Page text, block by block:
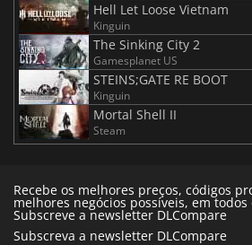
Hell Let Loose Vietnam
Kinguin
The Sinking City 2
Gamesplanet US
STEINS;GATE RE BOOT
Kinguin
Mortal Shell II
Steam
Recebe os melhores preços, códigos
melhores negócios possíveis, em todos
Subscreve a newsletter DLCompare
Subscreva a newsletter DLCompare